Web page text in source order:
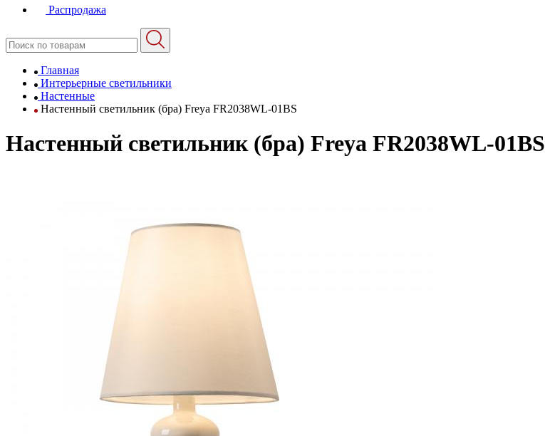
Распродажа
Главная
Интерьерные светильники
Настенные
Настенный светильник (бра) Freya FR2038WL-01BS
Настенный светильник (бра) Freya FR2038WL-01BS